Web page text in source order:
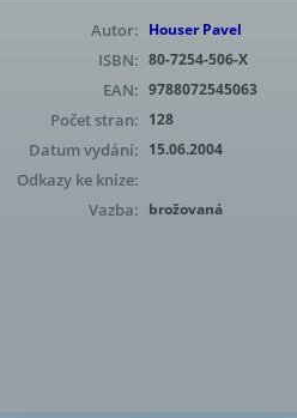
Autor: Houser Pavel
ISBN: 80-7254-506-X
EAN: 9788072545063
Počet stran: 128
Datum vydání: 15.06.2004
Odkazy ke knize:
Vazba: brožovaná